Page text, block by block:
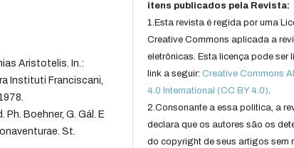
Aristotelis. In.:
Instituti Franciscani,
Ph. Boehner, G. Gál. E
St.
itens publicados pela Revista:
1.Esta revista é regida por uma
Creative Commons aplicada a
eletrônicas. Esta licença pode ser
link a seguir:Creative Commons
4.0 International (CC BY 4.0).
2.Consonante a essa politica, a
declara que os autores são os
do copyright de seus artigos sem